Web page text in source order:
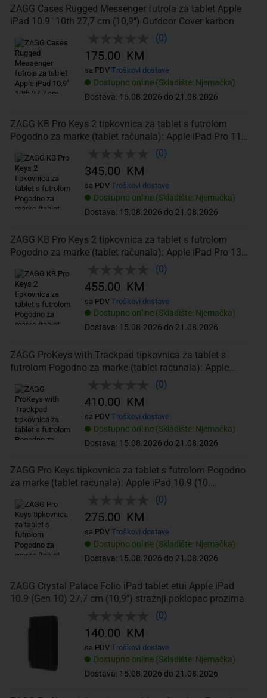
ZAGG Cases Rugged Messenger futrola za tablet Apple
iPad 10.9" 10th 27,7 cm (10,9") Outdoor Cover karbon
(0)
Dostupno online (Skladište: Njemačka)
Dostava: 15.08.2026 do 21.08.2026
175.00 KM
sa PDV Troškovi dostave
ZAGG KB Pro Keys 2 tipkovnica za tablet s futrolom
Pogodno za marke (tablet računala): Apple iPad Pro 11
(0)
Dostupno online (Skladište: Njemačka)
Dostava: 15.08.2026 do 21.08.2026
345.00 KM
sa PDV Troškovi dostave
ZAGG KB Pro Keys 2 tipkovnica za tablet s futrolom
Pogodno za marke (tablet računala): Apple iPad Pro 13"
(0)
Dostupno online (Skladište: Njemačka)
Dostava: 15.08.2026 do 21.08.2026
455.00 KM
sa PDV Troškovi dostave
ZAGG ProKeys with Trackpad tipkovnica za tablet s
futrolom Pogodno za marke (tablet računala): Apple
(0)
Dostupno online (Skladište: Njemačka)
Dostava: 15.08.2026 do 21.08.2026
410.00 KM
sa PDV Troškovi dostave
ZAGG Pro Keys tipkovnica za tablet s futrolom Pogodno
za marke (tablet računala): Apple iPad 10.9 (10.
(0)
Dostupno online (Skladište: Njemačka)
Dostava: 15.08.2026 do 21.08.2026
275.00 KM
sa PDV Troškovi dostave
ZAGG Crystal Palace Folio iPad tablet etui Apple iPad
10.9 (Gen 10) 27,7 cm (10,9") stražnji poklopac prozirna
(0)
Dostupno online (Skladište: Njemačka)
Dostava: 15.08.2026 do 21.08.2026
140.00 KM
sa PDV Troškovi dostave